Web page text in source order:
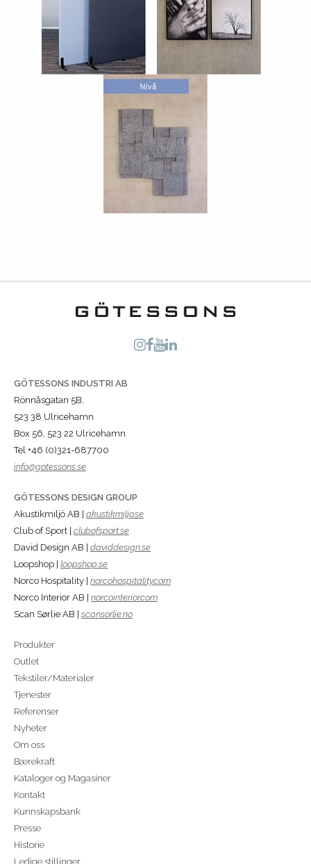
GÖTESSONS INDUSTRI AB
Rönnåsgatan 5B,
523 38 Ulricehamn
Box 56, 523 22 Ulricehamn
Tel +46 (0)321-687700
info@gotessons.se
GÖTESSONS DESIGN GROUP
Akustikmiljö AB | akustikmiljo.se
Club of Sport | clubofsport.se
David Design AB | daviddesign.se
Loopshop | loopshop.se
Norco Hospitality | norcohospitality.com
Norco Interior AB | norcointerior.com
Scan Sørlie AB | scansorlie.no
Produkter
Outlet
Tekstiler/Materialer
Tjenester
Referenser
Nyheter
Om oss
Bærekraft
Kataloger og Magasiner
Kontakt
Kunnskapsbank
Presse
Historie
Ledige stillinger